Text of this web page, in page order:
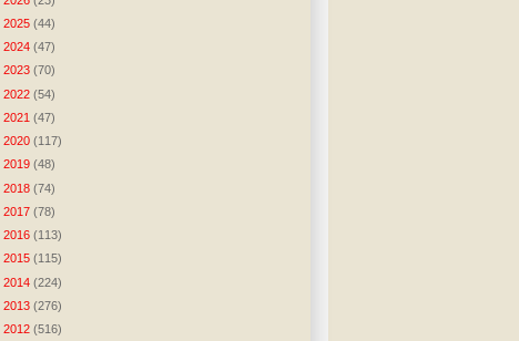
2025 (44)
2024 (47)
2023 (70)
2022 (54)
2021 (47)
2020 (117)
2019 (48)
2018 (74)
2017 (78)
2016 (113)
2015 (115)
2014 (224)
2013 (276)
2012 (516)